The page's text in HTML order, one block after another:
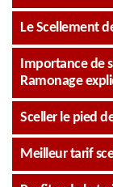
Le Scellement
Importance de
Ramonage
Sceller le pied
Meilleur tarif